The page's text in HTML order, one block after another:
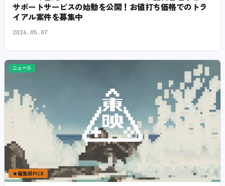
サポートサービスの始動を公開！お値打ち価格でのトラ
イアル案件を募集中
2026.05.07
ニュース
★編集部PICK